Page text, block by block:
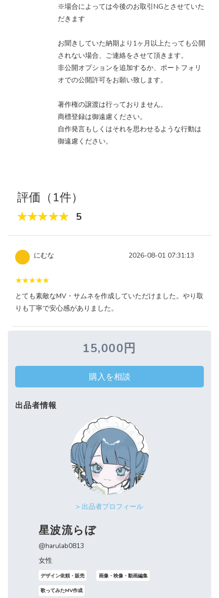
※場合によっては今後のお取引NGとさせていた
だきます
お聞きしていた納期より1ヶ月以上たっても公開
されない場合、ご連絡をさせて頂きます。
非公開オプションを追加するか、ポートフォリ
オでの公開許可をお願い致します。
著作権の譲渡は行っておりません。
商標登録は御遠慮ください。
自作発言もしくはそれを思わせるような行動は
御遠慮ください。
評価（1件）
5
にむな 2026-08-01 07:31:13
とても素敵なMV・サムネを作成していただけました。やり取
りも丁寧で安心感がありました。
15,000円
購入を相談
出品者情報
> 出品者プロフィール
星波流らぼ
@harulab0813
女性
デザイン依頼・販売 画像・映像・動画編集
歌ってみたMV作成